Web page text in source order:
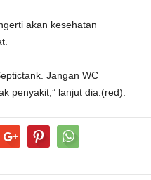
akan kesehatan
Jangan WC
penyakit,” lanjut dia.(red).